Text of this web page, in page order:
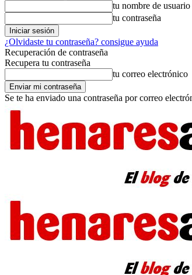
tu nombre de usuario
tu contraseña
¿Olvidaste tu contraseña? consigue ayuda
Recuperación de contraseña
Recupera tu contraseña
tu correo electrónico
Se te ha enviado una contraseña por correo